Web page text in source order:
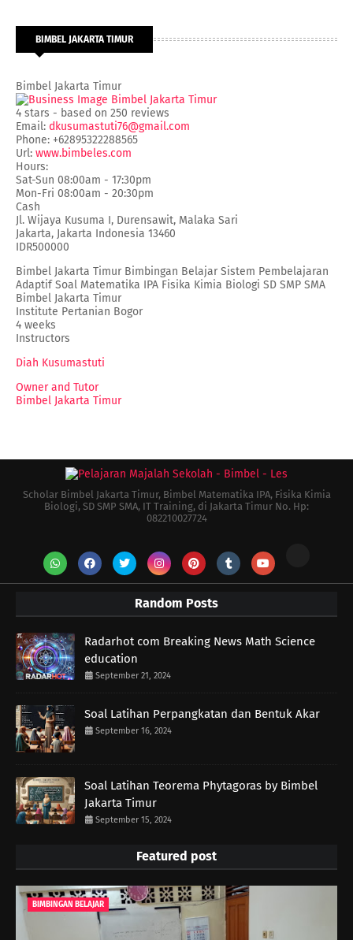
BIMBEL JAKARTA TIMUR
Bimbel Jakarta Timur
4 stars - based on 250 reviews
Email: dkusumastuti76@gmail.com
Phone: +62895322288565
Url: www.bimbeles.com
Hours:
Sat-Sun 08:00am - 17:30pm
Mon-Fri 08:00am - 20:30pm
Cash
Jl. Wijaya Kusuma I, Durensawit, Malaka Sari
Jakarta, Jakarta Indonesia 13460
IDR500000
Bimbel Jakarta Timur Bimbingan Belajar Sistem Pembelajaran
Adaptif Soal Matematika IPA Fisika Kimia Biologi SD SMP SMA
Bimbel Jakarta Timur
Institute Pertanian Bogor
4 weeks
Instructors
Diah Kusumastuti
Owner and Tutor
Bimbel Jakarta Timur
Scholar Bimbel Jakarta Timur, Bimbel Matematika IPA, Fisika Kimia
Biologi, SD SMP SMA, IT Training, di Jakarta Timur No. Hp:
082210027724
Random Posts
Radarhot com Breaking News Math Science
education
September 21, 2024
Soal Latihan Perpangkatan dan Bentuk Akar
September 16, 2024
Soal Latihan Teorema Phytagoras by Bimbel
Jakarta Timur
September 15, 2024
Featured post
BIMBINGAN BELAJAR